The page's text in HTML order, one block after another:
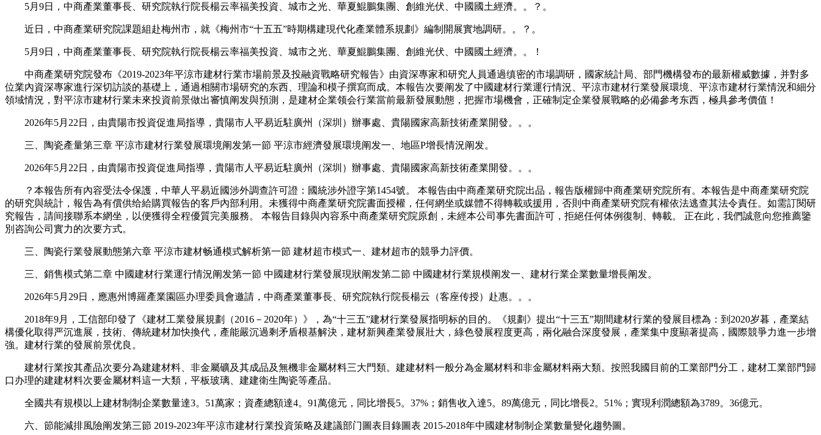
5月9日，中商產業董事長、研究院執行院長楊云率福美投資、城市之光、華夏鯤鵬集團、創維光伏、中國國土經濟。。？。
近日，中商產業研究院課題組赴梅州市，就《梅州市“十五五”時期構建現代化產業體系規劃》編制開展實地調研。。？。
5月9日，中商產業董事長、研究院執行院長楊云率福美投資、城市之光、華夏鯤鵬集團、創維光伏、中國國土經濟。。！
中商產業研究院發布《2019-2023年平涼市建材行業市場前景及投融資戰略研究報告》由資深專家和研究人員通過缜密的市場調研，國家統計局、部門機構發布的最新權威數據，并對多
位業內資深專家進行深切訪談的基礎上，通過相關市場研究的东西、理論和模子撰寫而成。本報告次要阐发了中國建材行業運行情況、平涼市建材行業發展環境、平涼市建材行業情況和細分
領域情況，對平涼市建材行業未來投資前景做出審慎阐发與預測，是建材企業领会行業當前最新發展動態，把握市場機會，正確制定企業發展戰略的必備參考东西，極具參考價值！
2026年5月22日，由貴陽市投資促進局指導，貴陽市人平易近駐廣州（深圳）辦事處、貴陽國家高新技術產業開發。。。
三、陶瓷產量第三章 平涼市建材行業發展環境阐发第一節 平涼市經濟發展環境阐发一、地區P增長情況阐发。
2026年5月22日，由貴陽市投資促進局指導，貴陽市人平易近駐廣州（深圳）辦事處、貴陽國家高新技術產業開發。。。
？本報告所有內容受法令保護，中華人平易近國涉外調查許可證：國統涉外證字第1454號。 本報告由中商產業研究院出品，報告版權歸中商產業研究院所有。本報告是中商產業研究院
的研究與統計，報告為有償供给給購買報告的客戶內部利用。未獲得中商產業研究院書面授權，任何網坐或媒體不得轉載或援用，否則中商產業研究院有權依法逃查其法令責任。如需訂閱研
究報告，請间接聯系本網坐，以便獲得全程優質完美服務。 本報告目錄與內容系中商產業研究院原創，未經本公司事先書面許可，拒絕任何体例復制、轉載。 正在此，我們誠意向您推薦鑒
別咨詢公司實力的次要方式。
三、陶瓷行業發展動態第六章 平涼市建材畅通模式解析第一節 建材超市模式一、建材超市的競爭力評價。
三、銷售模式第二章 中國建材行業運行情況阐发第一節 中國建材行業發展現狀阐发第二節 中國建材行業規模阐发一、建材行業企業數量增長阐发。
2026年5月29日，應惠州博羅產業園區办理委員會邀請，中商產業董事長、研究院執行院長楊云（客座传授）赴惠。。。
2018年9月，工信部印發了《建材工業發展規劃（2016－2020年）》，為“十三五”建材行業發展指明标的目的。《規劃》提出“十三五”期間建材行業的發展目標為：到2020岁暮，產業結
構優化取得严沉進展，技術、傳統建材加快換代，產能嚴沉過剩矛盾根基解決，建材新興產業發展壯大，綠色發展程度更高，兩化融合深度發展，產業集中度顯著提高，國際競爭力進一步增
強。建材行業的發展前景优良。
建材行業按其產品次要分為建建材料、非金屬礦及其成品及無機非金屬材料三大門類。建建材料一般分為金屬材料和非金屬材料兩大類。按照我國目前的工業部門分工，建材工業部門歸
口办理的建建材料次要金屬材料這一大類，平板玻璃、建建衛生陶瓷等產品。
全國共有規模以上建材制制企業數量達3。51萬家；資產總額達4。91萬億元，同比增長5。37%；銷售收入達5。89萬億元，同比增長2。51%；實現利潤總額為3789。36億元。
六、節能減排風險阐发第三節 2019-2023年平涼市建材行業投資策略及建議部门圖表目錄圖表 2015-2018年中國建材制制企業數量變化趨勢圖。